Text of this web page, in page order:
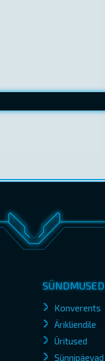
SÜNDMUSED
Konverents
Ärikliendile
Üritused
Sünnipäevad